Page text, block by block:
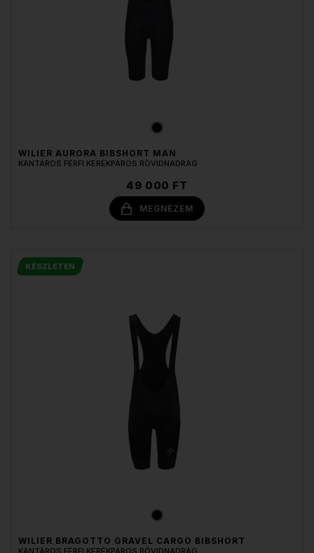
WILIER AURORA BIBSHORT MAN
KANTÁROS FÉRFI KERÉKPÁROS RÖVIDNADRÁG
49 000 FT
MEGNÉZEM
KÉSZLETEN
WILIER BRAGOTTO GRAVEL CARGO BIBSHORT
KANTÁROS FÉRFI KERÉKPÁROS RÖVIDNADRÁG